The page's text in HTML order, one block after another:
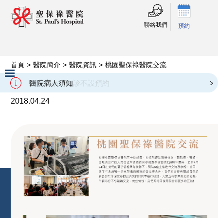
聯絡我們 預約
二十四小時門診不設預約
醫院病人須知
Slide 2 of 3.
首頁 > 醫院簡介 > 醫院資訊 > 桃園聖保祿醫院交流
桃園聖保祿醫院交流
2018.04.24